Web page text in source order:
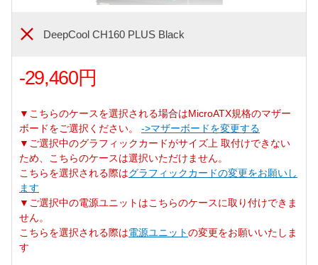
DeepCool CH160 PLUS Black
-29,460円
▼こちらのケースを選択される場合はMicroATX規格のマザー
ボードをご選択ください。 ->マザーボードを変更する
▼ご選択中のグラフィックカードがサイズ上 取付けできない
ため、こちらのケースは選択いただけません。
こちらを選択される際はグラフィックカードの変更をお願いし
ます
▼ご選択中の電源ユニットはこちらのケースに取り付けできま
せん。
こちらを選択される際は電源ユニットの変更をお願いいたしま
す